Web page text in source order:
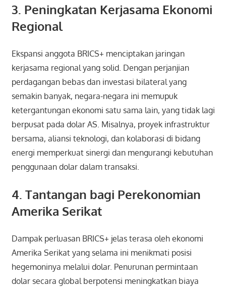
3. Peningkatan Kerjasama Ekonomi
Regional
Ekspansi anggota BRICS+ menciptakan jaringan
kerjasama regional yang solid. Dengan perjanjian
perdagangan bebas dan investasi bilateral yang
semakin banyak, negara-negara ini memupuk
ketergantungan ekonomi satu sama lain, yang tidak lagi
berpusat pada dolar AS. Misalnya, proyek infrastruktur
bersama, aliansi teknologi, dan kolaborasi di bidang
energi memperkuat sinergi dan mengurangi kebutuhan
penggunaan dolar dalam transaksi.
4. Tantangan bagi Perekonomian
Amerika Serikat
Dampak perluasan BRICS+ jelas terasa oleh ekonomi
Amerika Serikat yang selama ini menikmati posisi
hegemoninya melalui dolar. Penurunan permintaan
dolar secara global berpotensi meningkatkan biaya